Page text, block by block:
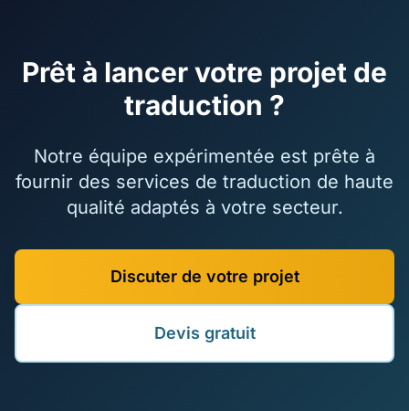
Prêt à lancer votre projet de
traduction ?
Notre équipe expérimentée est prête à
fournir des services de traduction de haute
qualité adaptés à votre secteur.
Discuter de votre projet
Devis gratuit